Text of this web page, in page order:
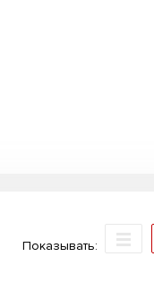
Показывать: